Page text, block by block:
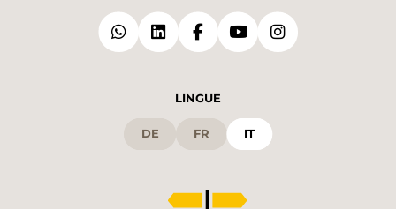
LINGUE
DE FR IT